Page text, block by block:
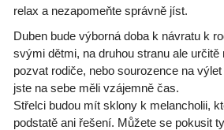
relax a nezapomeňte správně jíst.
Duben bude výborná doba k návratu k
svými dětmi, na druhou stranu ale
pozvat rodiče, nebo sourozence na
jste na sebe měli vzájemně čas.
Střelci budou mít sklony k melancholii,
podstatě ani řešení. Můžete se pokusit